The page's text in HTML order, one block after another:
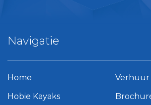
Navigatie
Home
Hobie Kayaks
Verhuur